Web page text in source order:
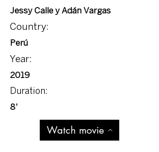
Jessy Calle y Adán Vargas
Country:
Perú
Year:
2019
Duration:
8'
Watch movie